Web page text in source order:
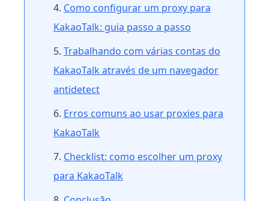
Como configurar um proxy para
KakaoTalk: guia passo a passo
Trabalhando com várias contas do
KakaoTalk através de um navegador
antidetect
Erros comuns ao usar proxies para
KakaoTalk
Checklist: como escolher um proxy
para KakaoTalk